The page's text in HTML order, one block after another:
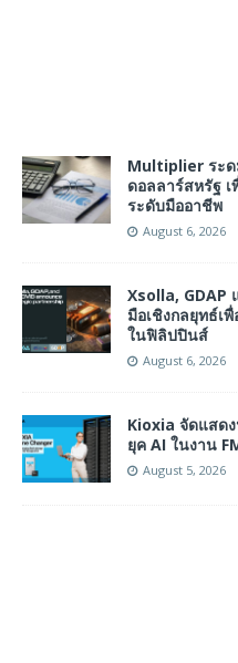
Multiplier ระด
ดอลลาร์สหรัฐ
ระดับมืออาชีพ
August 6, 2026
Xsolla, GDAP
มือเชิงกลยุทธ์เ
ในฟิลิปปินส์
August 6, 2026
Kioxia จัดแสด
ยุค AI ในงาน
August 5, 2026